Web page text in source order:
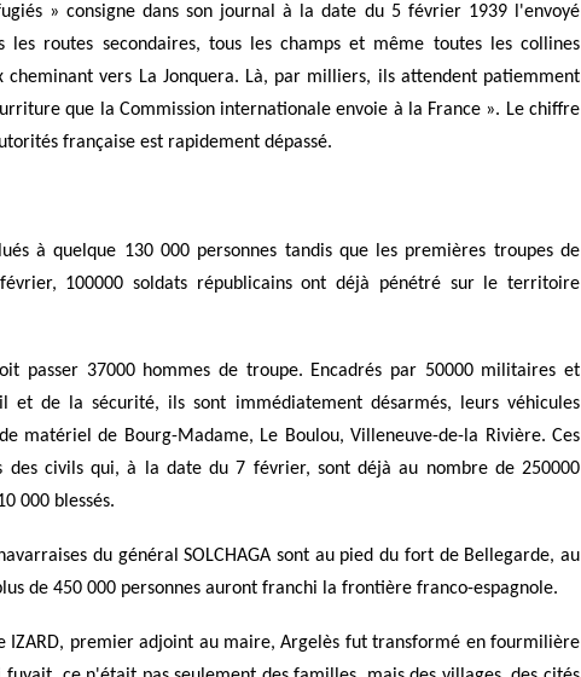
» consigne dans son journal à la date du 5 février 1939 l'envoyé
les routes secondaires, tous les champs et même toutes les collines
vers La Jonquera. Là, par milliers, ils attendent patiemment
que la Commission internationale envoie à la France ». Le chiffre
française est rapidement dépassé.
à quelque 130 000 personnes tandis que les premières troupes de
100000 soldats républicains ont déjà pénétré sur le territoire
passer 37000 hommes de troupe. Encadrés par 50000 militaires et
et de la sécurité, ils sont immédiatement désarmés, leurs véhicules
matériel de Bourg-Madame, Le Boulou, Villeneuve-de-la Rivière. Ces
des civils qui, à la date du 7 février, sont déjà au nombre de 250000
000 blessés.
du général SOLCHAGA sont au pied du fort de Bellegarde, au
de 450 000 personnes auront franchi la frontière franco-espagnole.
IZARD, premier adjoint au maire, Argelès fut transformé en fourmilière